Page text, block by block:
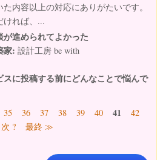
内容以上の対応にありがたいです。
ければ、...
進められてよかった
家: 設計工房 be with
に投稿する前にどんなことで悩んで
35 36 37 38 39 40 41
42
次 ?
最終 ≫